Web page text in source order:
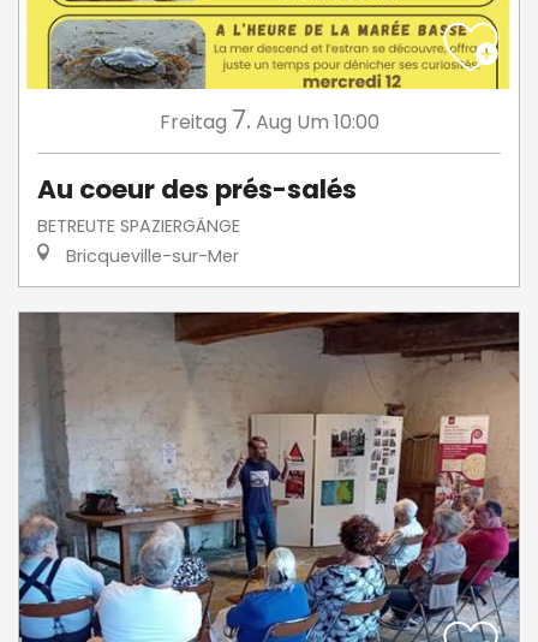
Freitag 7. Aug Um 10:00
Au coeur des prés-salés
BETREUTE SPAZIERGÄNGE
Bricqueville-sur-Mer